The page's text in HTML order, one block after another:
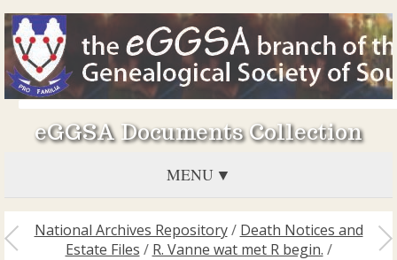
eGGSA Documents Collection
MENU
National Archives Repository/ Death Notices and
Estate Files / R. Vanne wat met R begin. /